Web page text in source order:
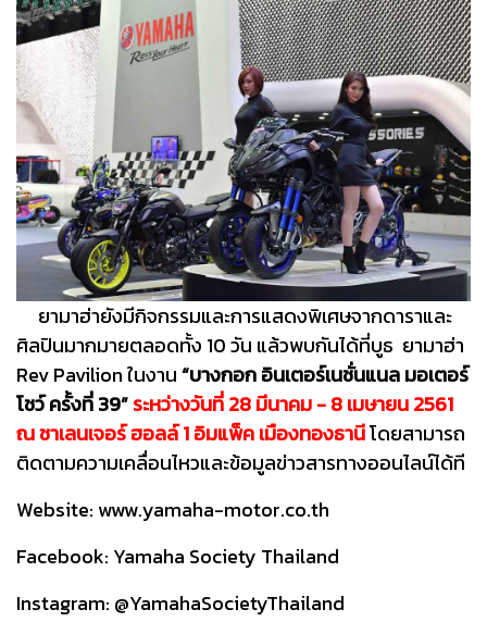
ยามาฮ่ายังมีกิจกรรมและการแสดงพิเศษจากดาราและ
ศิลปินมากมายตลอดทั้ง 10 วัน แล้วพบกันได้ที่บูธ ยามาฮ่า
Rev Pavilion ในงาน“บางกอก อินเตอร์เนชั่นแนล มอเตอร์
โชว์ ครั้งที่ 39”ระหว่างวันที่ 28 มีนาคม - 8 เมษายน 2561
ณ ชาเลนเจอร์ ฮอลล์ 1 อิมแพ็ค เมืองทองธานีโดยสามารถ
ติดตามความเคลื่อนไหวและข้อมูลข่าวสารทางออนไลน์ได้ที
Website: www.yamaha-motor.co.th
Facebook: Yamaha Society Thailand
Instagram: @YamahaSocietyThailand